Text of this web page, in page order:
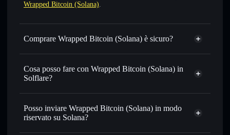
Wrapped Bitcoin (Solana).
Comprare Wrapped Bitcoin (Solana) è sicuro?
Wrapped Bitcoin (Solana) non è verificato
Cosa posso fare con Wrapped Bitcoin (Solana) in
Solflare?
Wrapped Bitcoin (Solana)
wallet Solflare
Scambiare istantaneamente— scambia BTC in SOL,
USDC o in migliaia di altri token Solana al prezzo migliore
Posso inviare Wrapped Bitcoin (Solana) in modo
riservato su Solana?
Aggregatore di privacy